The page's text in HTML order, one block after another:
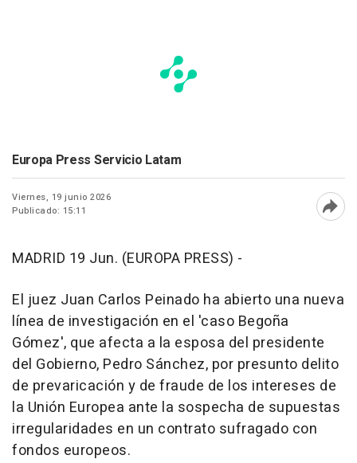
Europa Press Servicio Latam
Viernes, 19 junio 2026
Publicado: 15:11
MADRID 19 Jun. (EUROPA PRESS) -
El juez Juan Carlos Peinado ha abierto una nueva
línea de investigación en el 'caso Begoña
Gómez', que afecta a la esposa del presidente
del Gobierno, Pedro Sánchez, por presunto delito
de prevaricación y de fraude de los intereses de
la Unión Europea ante la sospecha de supuestas
irregularidades en un contrato sufragado con
fondos europeos.